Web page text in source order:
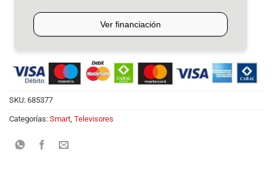
SKU: 685377
Categorías: Smart Televisores